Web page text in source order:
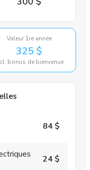
Valeur 1re année
325 $
bonus de bienvenue
84 $
24 $